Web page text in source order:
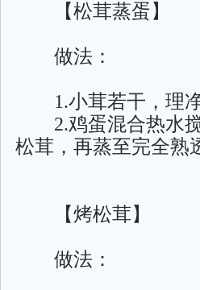
【松茸蒸蛋】
做法：
1.小茸若干，理净
2.鸡蛋混合热水搅
松茸，再蒸至完全熟
【烤松茸】
做法：